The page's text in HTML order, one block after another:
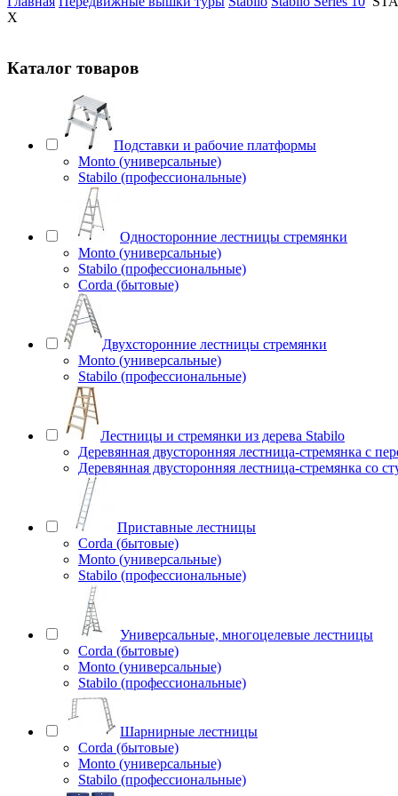
X
Каталог товаров
Подставки и рабочие платформы
Monto (универсальные)
Stabilo (профессиональные)
Односторонние лестницы стремянки
Monto (универсальные)
Stabilo (профессиональные)
Corda (бытовые)
Двухсторонние лестницы стремянки
Monto (универсальные)
Stabilo (профессиональные)
Лестницы и стремянки из дерева Stabilo
Деревянная двусторонняя лестница-стремянка с
Деревянная двусторонняя лестница-стремянка со
Приставные лестницы
Corda (бытовые)
Monto (универсальные)
Stabilo (профессиональные)
Универсальные, многоцелевые лестницы
Corda (бытовые)
Monto (универсальные)
Stabilo (профессиональные)
Шарнирные лестницы
Corda (бытовые)
Monto (универсальные)
Stabilo (профессиональные)